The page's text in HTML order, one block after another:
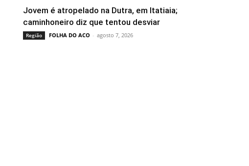
Jovem é atropelado na Dutra, em Itatiaia;
caminhoneiro diz que tentou desviar
Região FOLHA DO ACO - agosto 7, 2026